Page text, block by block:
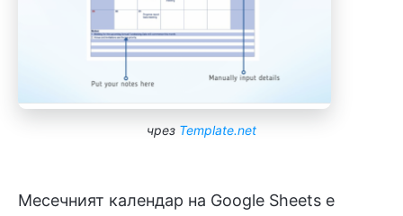
чрез Template.net
Месечният календар на Google Sheets е